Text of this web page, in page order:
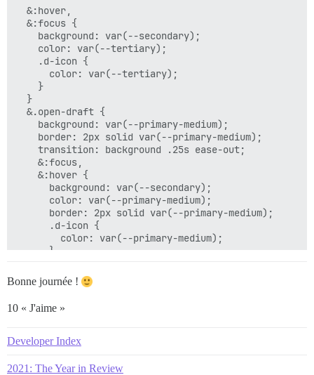
  &:hover,
  &:focus {
    background: var(--secondary);
    color: var(--tertiary);
    .d-icon {
      color: var(--tertiary);
    }
  }
  &.open-draft {
    background: var(--primary-medium);
    border: 2px solid var(--primary-medium);
    transition: background .25s ease-out;
    &:focus,
    &:hover {
      background: var(--secondary);
      color: var(--primary-medium);
      border: 2px solid var(--primary-medium);
      .d-icon {
        color: var(--primary-medium);
      }
Bonne journée !
10 « J'aime »
Developer Index
2021: The Year in Review